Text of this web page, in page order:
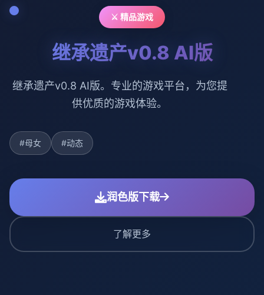
⚔️ 精品游戏
继承遗产v0.8 AI版
继承遗产v0.8 AI版。专业的游戏平台，为您提
供优质的游戏体验。
#母女 #动态
润色版下载
了解更多